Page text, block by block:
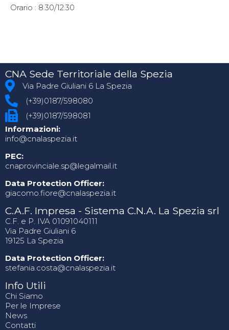
Orario : 8.30/12.30
CNA Sede Territoriale della Spezia
Via Padre Giuliani 6 La Spezia
(+39)0187/598080
(+39)0187/598081
Informazioni:
info@cnalaspezia.it
PEC:
cnaprovinciale.sp@legalmail.it
Data Protection Officer:
giacomo.fiore@cnalaspezia.it
C.A.F. Impresa - Sistema C.N.A. La Spezia srl
C.F. e P. IVA 01091040111
Via Padre Giuliani 6
19125 La Spezia
Data Protection Officer:
stefania.costa@cnalaspezia.it
Info Utili
Chi Siamo
Per le Imprese
News
Contatti